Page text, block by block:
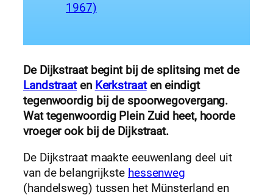
1967)
De Dijkstraat begint bij de splitsing met de
Landstraaten Kerkstraaten eindigt
tegenwoordig bij de spoorwegovergang.
Wat tegenwoordig Plein Zuid heet, hoorde
vroeger ook bij de Dijkstraat.
De Dijkstraat maakte eeuwenlang deel uit
van de belangrijkste hessenweg
(handelsweg) tussen het Münsterland en